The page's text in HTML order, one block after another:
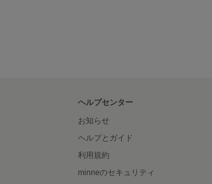
ヘルプセンター
お知らせ
ヘルプとガイド
利用規約
minneのセキュリティ